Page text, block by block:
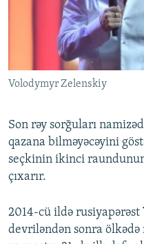
Volodymyr Zelenskiy
Son rəy sorğuları
qazana bilməyəcəyini
seçkinin ikinci
çıxarır.
2014-cü ildə rusiyapərəst
devriləndən sonra